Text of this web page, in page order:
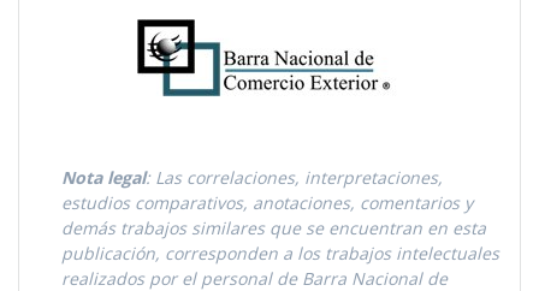
Nota legal: Las correlaciones, interpretaciones,
estudios comparativos, anotaciones, comentarios y
demás trabajos similares que se encuentran en esta
publicación, corresponden a los trabajos intelectuales
realizados por el personal de Barra Nacional de